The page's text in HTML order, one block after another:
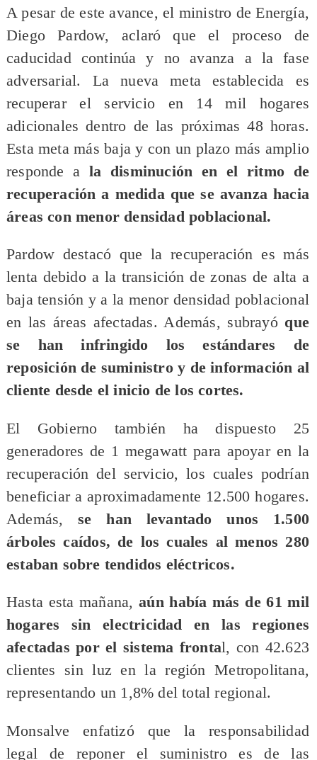
A pesar de este avance, el ministro de Energía,
Diego Pardow, aclaró que el proceso de
caducidad continúa y no avanza a la fase
adversarial. La nueva meta establecida es
recuperar el servicio en 14 mil hogares
adicionales dentro de las próximas 48 horas.
Esta meta más baja y con un plazo más amplio
responde a la disminución en el ritmo de
recuperación a medida que se avanza hacia
áreas con menor densidad poblacional.
Pardow destacó que la recuperación es más
lenta debido a la transición de zonas de alta a
baja tensión y a la menor densidad poblacional
en las áreas afectadas. Además, subrayó que
se han infringido los estándares de
reposición de suministro y de información al
cliente desde el inicio de los cortes.
El Gobierno también ha dispuesto 25
generadores de 1 megawatt para apoyar en la
recuperación del servicio, los cuales podrían
beneficiar a aproximadamente 12.500 hogares.
Además,se han levantado unos 1.500
árboles caídos, de los cuales al menos 280
estaban sobre tendidos eléctricos.
Hasta esta mañana,aún había más de 61 mil
hogares sin electricidad en las regiones
afectadas por el sistema frontal, con 42.623
clientes sin luz en la región Metropolitana,
representando un 1,8% del total regional.
Monsalve enfatizó que la responsabilidad
legal de reponer el suministro es de las